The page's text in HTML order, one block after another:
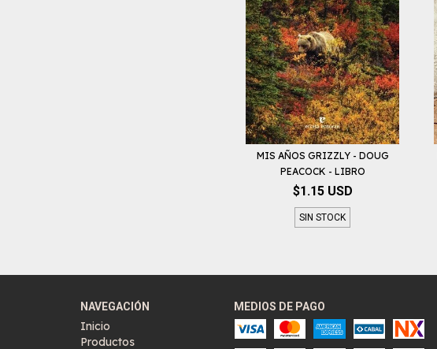
MIS AÑOS GRIZZLY - DOUG
PEACOCK - LIBRO
$1.15 USD
SIN STOCK
NAVEGACIÓN
Inicio
Productos
MEDIOS DE PAGO